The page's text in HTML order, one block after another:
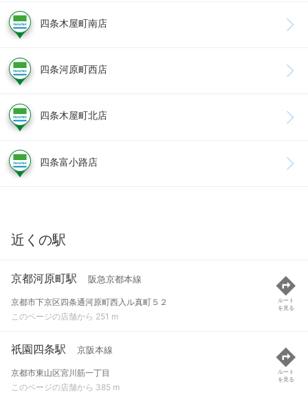
四条木屋町南店
四条河原町西店
四条木屋町北店
四条富小路店
近くの駅
京都河原町駅 阪急京都本線
京都市下京区四条通河原町西入ル真町５２
このページの店舗から 251 m
ルート
を見る
祇園四条駅 京阪本線
京都市東山区宮川筋一丁目
このページの店舗から 385 m
ルート
を見る